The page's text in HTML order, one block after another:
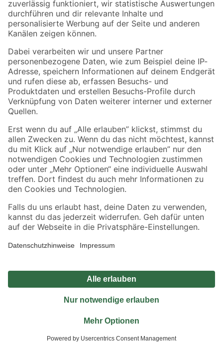
Zur Newsletter Anmeldung
Folge uns
Zahlungsarten Versandarten
Sicher einkaufen
Jetzt die toom-App herunterladen
Alle Preisangaben in EUR inkl. gesetzl. MwSt.. Die dargestellten Angebote sind unter
Umständen nicht in allen Märkten verfügbar. Die angegebenen Verfügbarkeiten beziehen
Produkte nur solange der Vorrat reicht.
*Paketversand ab 59 € versandkostenfrei, gilt nicht für Artikel mit Speditionsversand, hier
Privatsphäre Impressum
Nutzungsbedingungen
Widerrufsrecht
Vertrag widerrufen
© 2026 toom Baumarkt GmbH